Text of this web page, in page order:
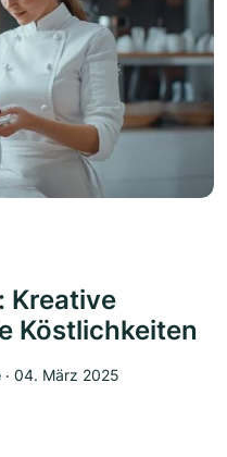
Kreative
Köstlichkeiten
‧ 04. März 2025